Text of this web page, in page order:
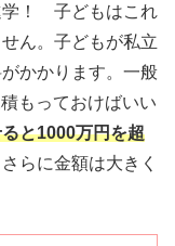
学！ 子どもはこれ
ん。子どもが私立
かかります。一般
もっておけばいい
と1000万円を超
らに金額は大きく